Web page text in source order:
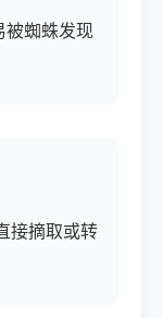
被蜘蛛发现
接摘取或转